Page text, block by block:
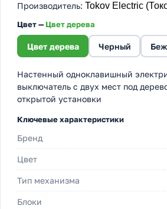
Производитель: Tokov Electric
Цвет —Цвет дерева
Цвет дерева Черный
Настенный одноклавишный
выключатель с двух мест под
открытой установки
Ключевые характеристики
Бренд
Цвет
Тип механизма
Блоки